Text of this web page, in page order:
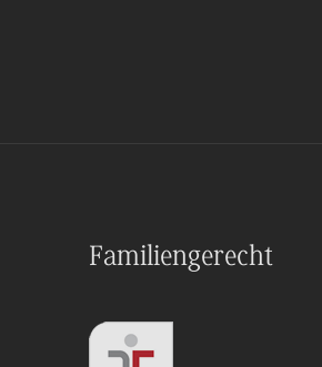
Familiengerecht